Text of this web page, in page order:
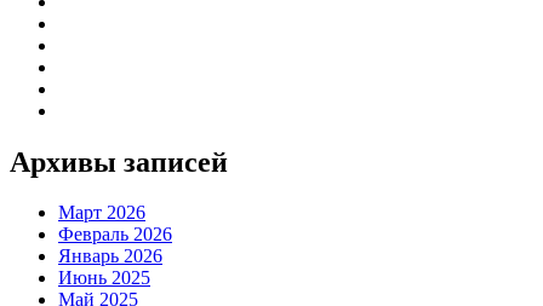
Архивы записей
Март 2026
Февраль 2026
Январь 2026
Июнь 2025
Май 2025